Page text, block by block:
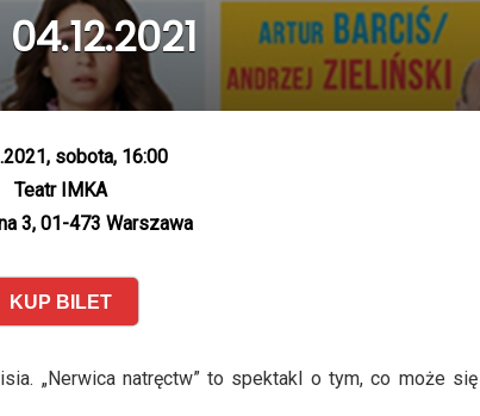
sobota, 16:00
Teatr IMKA
3, 01-473 Warszawa
KUP BILET
„Nerwica natręctw” to spektakl o tym, co może